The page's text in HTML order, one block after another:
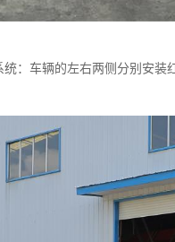
：车辆的左右两侧分别安